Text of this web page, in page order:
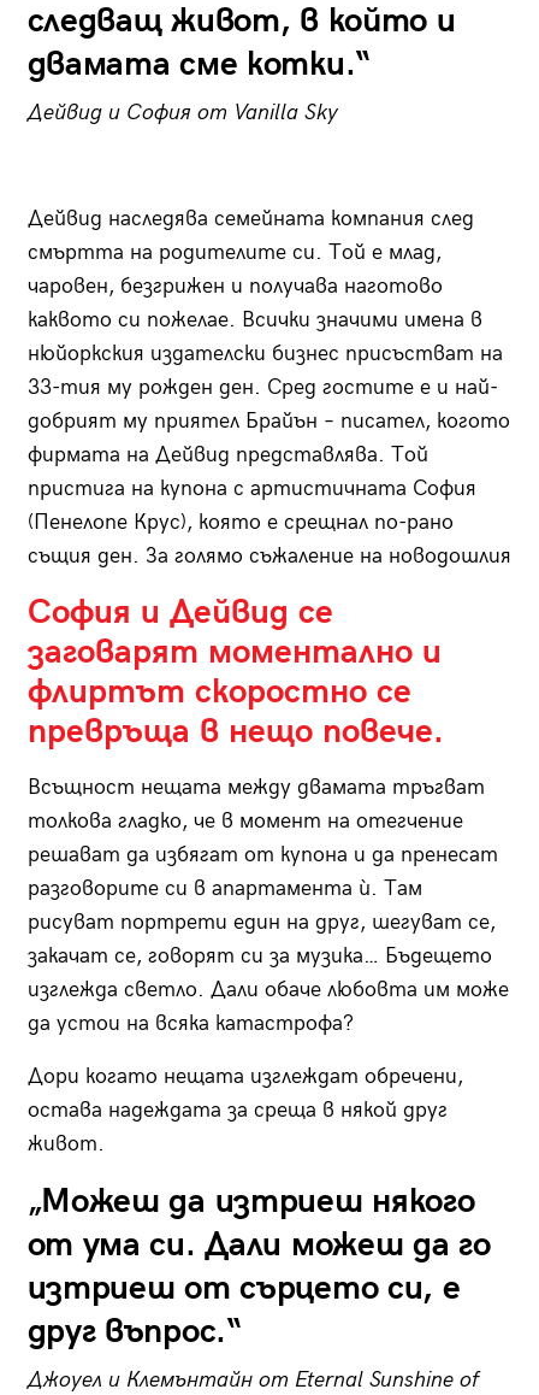
следващ живот, в който и
двамата сме котки.“
Дейвид и София от Vanilla Sky
Дейвид наследява семейната компания след
смъртта на родителите си. Той е млад,
чаровен, безгрижен и получава наготово
каквото си пожелае. Всички значими имена в
нюйоркския издателски бизнес присъстват на
33-тия му рожден ден. Сред гостите е и най-
добрият му приятел Брайън – писател, когото
фирмата на Дейвид представлява. Той
пристига на купона с артистичната София
(Пенелопе Крус), която е срещнал по-рано
същия ден. За голямо съжаление на новодошлия
София и Дейвид се
заговарят моментално и
флиртът скоростно се
превръща в нещо повече.
Всъщност нещата между двамата тръгват
толкова гладко, че в момент на отегчение
решават да избягат от купона и да пренесат
разговорите си в апартамента ѝ. Там
рисуват портрети един на друг, шегуват се,
закачат се, говорят си за музика… Бъдещето
изглежда светло. Дали обаче любовта им може
да устои на всяка катастрофа?
Дори когато нещата изглеждат обречени,
остава надеждата за среща в някой друг
живот.
„Можеш да изтриеш някого
от ума си. Дали можеш да го
изтриеш от сърцето си, е
друг въпрос.“
Джоуел и Клемънтайн от Eternal Sunshine of